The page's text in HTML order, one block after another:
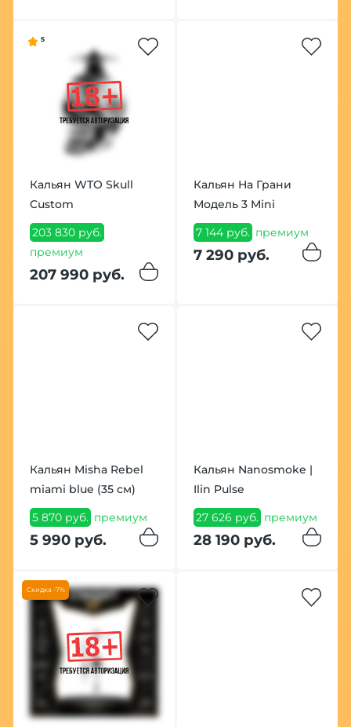
5
Кальян WTO Skull
Custom
203 830 руб.
премиум
207 990 руб.
Кальян На Грани
Модель 3 Mini
7 144 руб. премиум
7 290 руб.
Кальян Misha Rebel
miami blue (35 см)
5 870 руб. премиум
5 990 руб.
Кальян Nanosmoke |
Ilin Pulse
27 626 руб. премиум
28 190 руб.
Скидка -7%